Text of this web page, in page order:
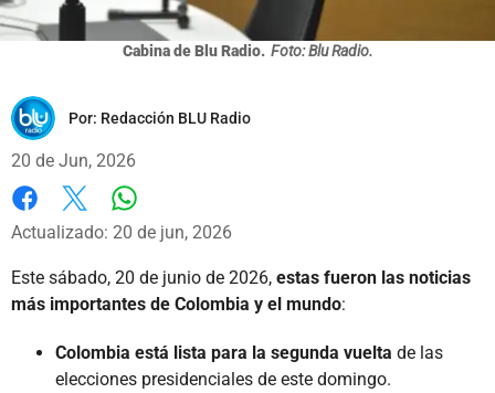
Cabina de Blu Radio. Foto: Blu Radio.
Por: Redacción BLU Radio
20 de Jun, 2026
Facebook
X
Actualizado: 20 de jun, 2026
Este sábado, 20 de junio de 2026, estas fueron las noticias
más importantes de Colombia y el mundo:
Colombia está lista para la segunda vuelta de las
elecciones presidenciales de este domingo.